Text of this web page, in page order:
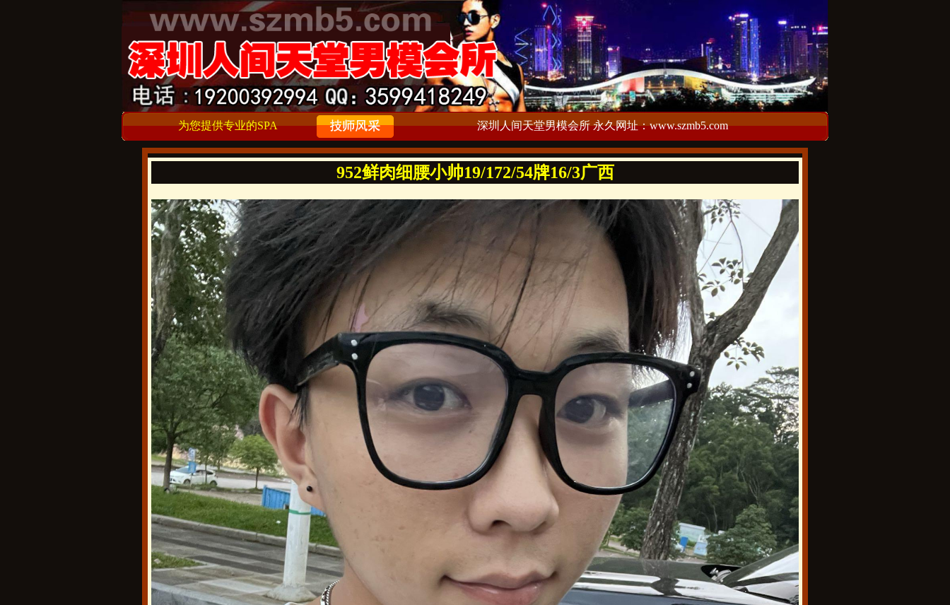
为您提供专业的SPA 深圳人间天堂男模会所 永久网址：www.szmb5.com
952鲜肉细腰小帅19/172/54牌16/3广西